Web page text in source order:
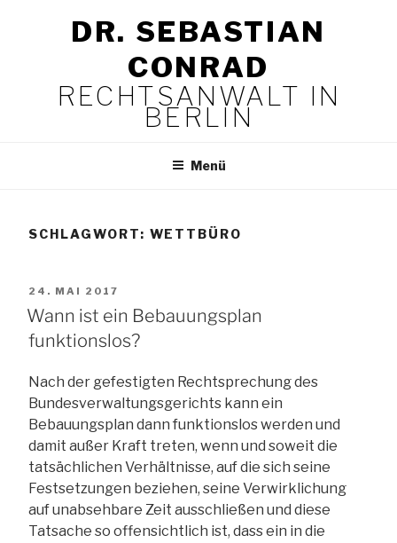
DR. SEBASTIAN
CONRAD
RECHTSANWALT IN
BERLIN
Menü
SCHLAGWORT: WETTBÜRO
VERÖFFENTLICHT
AM
24. MAI 2017
Wann ist ein Bebauungsplan
funktionslos?
Nach der gefestigten Rechtsprechung des
Bundesverwaltungsgerichts kann ein
Bebauungsplan dann funktionslos werden und
damit außer Kraft treten, wenn und soweit die
tatsächlichen Verhältnisse, auf die sich seine
Festsetzungen beziehen, seine Verwirklichung
auf unabsehbare Zeit ausschließen und diese
Tatsache so offensichtlich ist, dass ein in die